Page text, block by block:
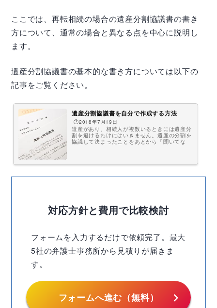
ここでは、再転相続の場合の遺産分割協議書の書き
方について、通常の場合と異なる点を中心に説明し
ます。
遺産分割協議書の基本的な書き方については以下の
記事をご覧ください。
遺産分割協議書を自分で作成する方法
🕒️2018年7月19日
遺産があり、相続人が複数いるときには遺産分
割を避けるわけにはいきません。遺産の分割を
協議して決まったことをあとから「聞いてな
が求められる手続きも多いのです。作っておけ
は、多くの方が直面する遺産分割という場面で
対応方針と費用で比較検討
フォームを入力するだけで依頼完了。最大
5社の弁護士事務所から見積りが届きま
す。
フォームへ進む（無料） chevron_right